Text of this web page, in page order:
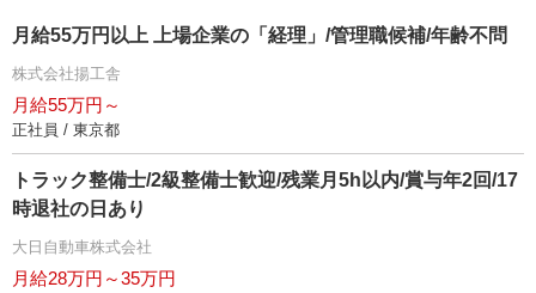
月給55万円以上 上場企業の「経理」/管理職候補/年齢不問
株式会社揚工舎
月給55万円～
正社員 / 東京都
トラック整備士/2級整備士歓迎/残業月5h以内/賞与年2回/17
時退社の日あり
大日自動車株式会社
月給28万円～35万円